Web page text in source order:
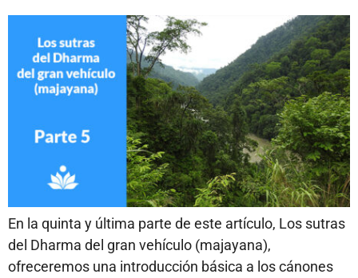
En la quinta y última parte de este artículo, Los sutras
del Dharma del gran vehículo (majayana),
ofreceremos una introducción básica a los cánones